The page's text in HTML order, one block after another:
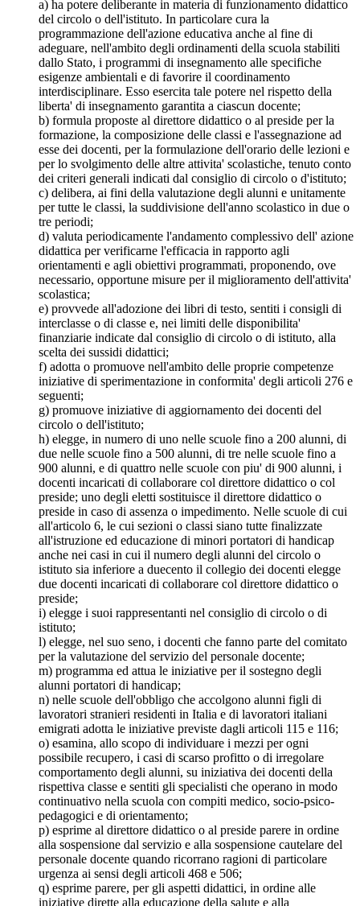
a) ha potere deliberante in materia di funzionamento didattico
del circolo o dell'istituto. In particolare cura la
programmazione dell'azione educativa anche al fine di
adeguare, nell'ambito degli ordinamenti della scuola stabiliti
dallo Stato, i programmi di insegnamento alle specifiche
esigenze ambientali e di favorire il coordinamento
interdisciplinare. Esso esercita tale potere nel rispetto della
liberta' di insegnamento garantita a ciascun docente;
b) formula proposte al direttore didattico o al preside per la
formazione, la composizione delle classi e l'assegnazione ad
esse dei docenti, per la formulazione dell'orario delle lezioni e
per lo svolgimento delle altre attivita' scolastiche, tenuto conto
dei criteri generali indicati dal consiglio di circolo o d'istituto;
c) delibera, ai fini della valutazione degli alunni e unitamente
per tutte le classi, la suddivisione dell'anno scolastico in due o
tre periodi;
d) valuta periodicamente l'andamento complessivo dell' azione
didattica per verificarne l'efficacia in rapporto agli
orientamenti e agli obiettivi programmati, proponendo, ove
necessario, opportune misure per il miglioramento dell'attivita'
scolastica;
e) provvede all'adozione dei libri di testo, sentiti i consigli di
interclasse o di classe e, nei limiti delle disponibilita'
finanziarie indicate dal consiglio di circolo o di istituto, alla
scelta dei sussidi didattici;
f) adotta o promuove nell'ambito delle proprie competenze
iniziative di sperimentazione in conformita' degli articoli 276 e
seguenti;
g) promuove iniziative di aggiornamento dei docenti del
circolo o dell'istituto;
h) elegge, in numero di uno nelle scuole fino a 200 alunni, di
due nelle scuole fino a 500 alunni, di tre nelle scuole fino a
900 alunni, e di quattro nelle scuole con piu' di 900 alunni, i
docenti incaricati di collaborare col direttore didattico o col
preside; uno degli eletti sostituisce il direttore didattico o
preside in caso di assenza o impedimento. Nelle scuole di cui
all'articolo 6, le cui sezioni o classi siano tutte finalizzate
all'istruzione ed educazione di minori portatori di handicap
anche nei casi in cui il numero degli alunni del circolo o
istituto sia inferiore a duecento il collegio dei docenti elegge
due docenti incaricati di collaborare col direttore didattico o
preside;
i) elegge i suoi rappresentanti nel consiglio di circolo o di
istituto;
l) elegge, nel suo seno, i docenti che fanno parte del comitato
per la valutazione del servizio del personale docente;
m) programma ed attua le iniziative per il sostegno degli
alunni portatori di handicap;
n) nelle scuole dell'obbligo che accolgono alunni figli di
lavoratori stranieri residenti in Italia e di lavoratori italiani
emigrati adotta le iniziative previste dagli articoli 115 e 116;
o) esamina, allo scopo di individuare i mezzi per ogni
possibile recupero, i casi di scarso profitto o di irregolare
comportamento degli alunni, su iniziativa dei docenti della
rispettiva classe e sentiti gli specialisti che operano in modo
continuativo nella scuola con compiti medico, socio-psico-
pedagogici e di orientamento;
p) esprime al direttore didattico o al preside parere in ordine
alla sospensione dal servizio e alla sospensione cautelare del
personale docente quando ricorrano ragioni di particolare
urgenza ai sensi degli articoli 468 e 506;
q) esprime parere, per gli aspetti didattici, in ordine alle
iniziative dirette alla educazione della salute e alla